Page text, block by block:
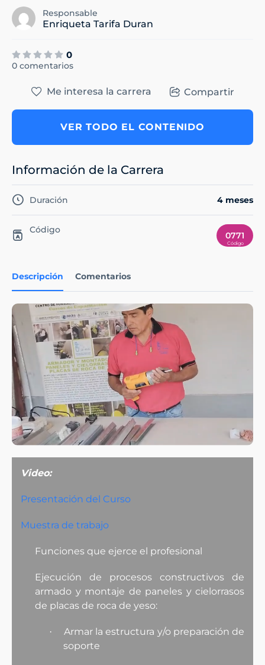
Responsable
Enriqueta Tarifa Duran
0
0 comentarios
Descripción Comentarios
Video:
Presentación del Curso
Muestra de trabajo
Funciones que ejerce el profesional
Ejecución de procesos constructivos de
armado y montaje de paneles y cielorrasos
de placas de roca de yeso:
·
Armar la estructura y/o preparación de
soporte
Me interesa la carrera Compartir
VER TODO EL CONTENIDO
Información de la Carrera
Duración 4 meses
Código
0771